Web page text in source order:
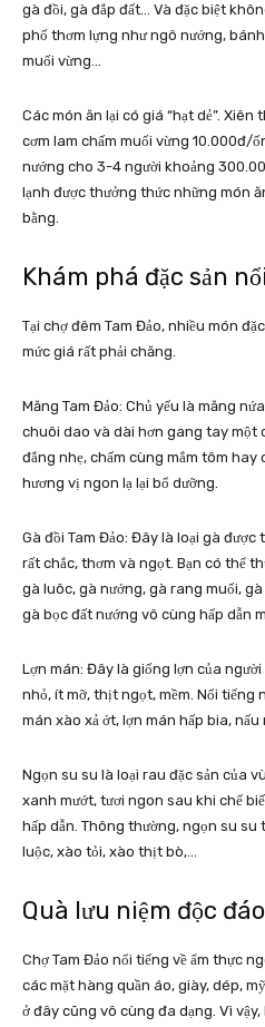
gà đồi, gà đắp đất… Và đặc biệt
phố thơm lựng như ngô nướng,
muối vừng…
Các món ăn lại có giá “hạt dẻ”.
cơm lam chấm muối vừng 10.000đ/
nướng cho 3-4 người khoảng
lạnh được thưởng thức những món
bằng.
Khám phá đặc sản
Tại chợ đêm Tam Đảo, nhiều món
mức giá rất phải chăng.
Măng Tam Đảo: Chủ yếu là măng
chuôi dao và dài hơn gang tay một
đắng nhẹ, chấm cùng mắm tôm
hương vị ngon lạ lại bổ dưỡng.
Gà đồi Tam Đảo: Đây là loại gà được
rất chắc, thơm và ngọt. Bạn có thể
gà luôc, gà nướng, gà rang muối,
gà bọc đất nướng vô cùng hấp dẫn
Lợn mán: Đây là giống lợn của
nhỏ, ít mỡ, thịt ngọt, mềm. Nổi tiếng
mán xào xả ớt, lợn mán hấp bia, nấu
Ngọn su su là loại rau đặc sản của
xanh mướt, tươi ngon sau khi chế
hấp dẫn. Thông thường, ngọn su su
luộc, xào tỏi, xào thịt bò,…
Quà lưu niệm độc đáo
Chợ Tam Đảo nổi tiếng về ẩm thực
các mặt hàng quần áo, giày, dép,
ở đây cũng vô cùng đa dạng. Vì